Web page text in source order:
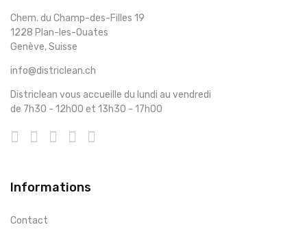
Chem. du Champ-des-Filles 19
1228 Plan-les-Ouates
Genève, Suisse
info@districlean.ch
Districlean vous accueille du lundi au vendredi
de 7h30 - 12h00 et 13h30 - 17h00
Informations
Contact